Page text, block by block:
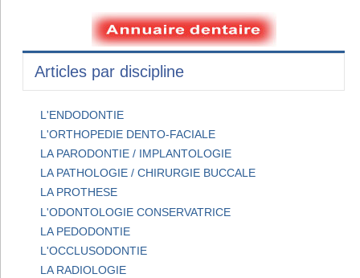
Articles par discipline
L'ENDODONTIE
L'ORTHOPEDIE DENTO-FACIALE
LA PARODONTIE / IMPLANTOLOGIE
LA PATHOLOGIE / CHIRURGIE BUCCALE
LA PROTHESE
L'ODONTOLOGIE CONSERVATRICE
LA PEDODONTIE
L'OCCLUSODONTIE
LA RADIOLOGIE